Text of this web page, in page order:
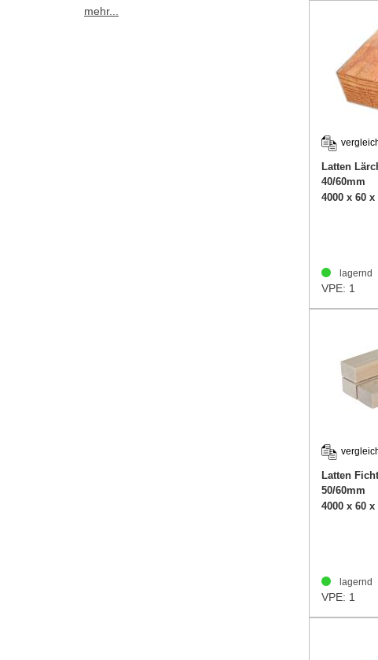
mehr...
Latten
40/60mm
4000 x 60 x
lagernd
VPE: 1
Latten
50/60mm
4000 x 60 x
lagernd
VPE: 1